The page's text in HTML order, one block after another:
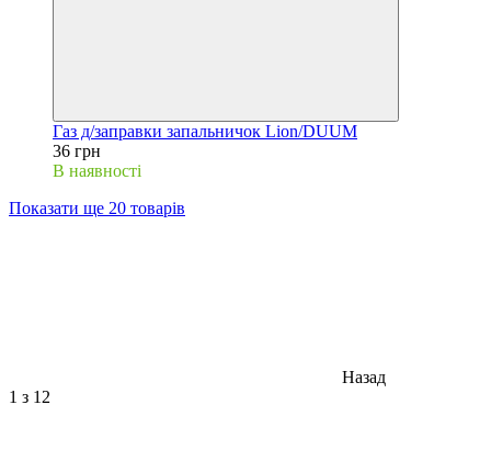
Газ д/заправки запальничок Lion/DUUM
36 грн
В наявності
Показати ще 20 товарів
Назад
1 з 12